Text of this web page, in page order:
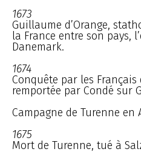
1673
Guillaume d’Orange,
la France entre son pays,
Danemark.
1674
Conquête par les
remportée par Condé sur
Campagne de Turenne
1675
Mort de Turenne, tué à